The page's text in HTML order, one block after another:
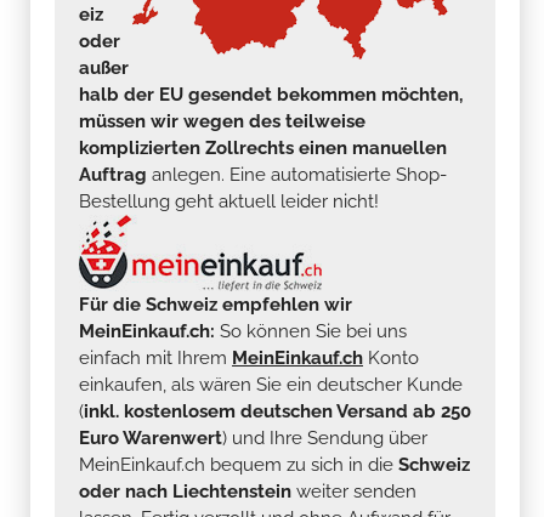
eiz
oder
außer
halb der EU gesendet bekommen möchten,
müssen wir wegen des teilweise
komplizierten Zollrechts einen manuellen
Auftrag anlegen. Eine automatisierte Shop-
Bestellung geht aktuell leider nicht!
Für die Schweiz empfehlen wir
MeinEinkauf.ch: So können Sie bei uns
einfach mit Ihrem MeinEinkauf.ch Konto
einkaufen, als wären Sie ein deutscher Kunde
(inkl. kostenlosem deutschen Versand ab 250
Euro Warenwert) und Ihre Sendung über
MeinEinkauf.ch bequem zu sich in die Schweiz
oder nach Liechtenstein weiter senden